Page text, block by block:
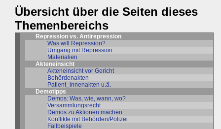
Übersicht über die Seiten dieses
Themenbereichs
Repression vs. Antirepression
Was will Repression?
Umgang mit Repression
Materialien
Akteneinsicht
Akteneinsicht vor Gericht
Behördenakten
Patient_innenakten u.ä.
Demotipps
Demos: Was, wie, wann, wo?
Versammlungsrecht
Demos zu Aktionen machen
Konflikte mit Behörden/Polizei
Fallbeispiele